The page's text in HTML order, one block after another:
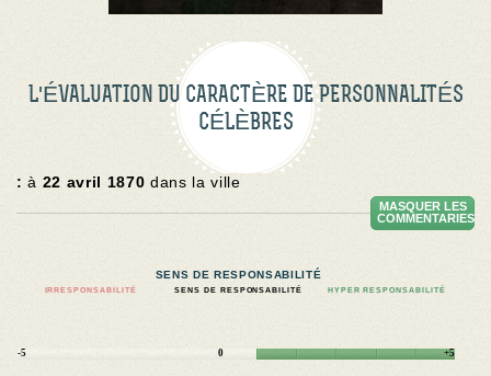
L'ÉVALUATION DU CARACTÈRE DE PERSONNALITÉS
CÉLÈBRES
:à 22 avril 1870 dans la ville
MASQUER LES
COMMENTARIES
SENS DE RESPONSABILITÉ
IRRESPONSABILITÉ SENS DE RESPONSABILITÉ HYPER RESPONSABILITÉ
-5 0 +5